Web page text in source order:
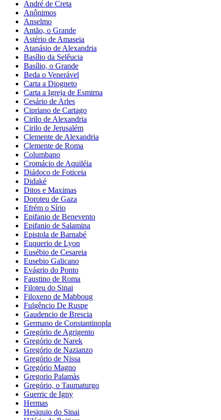
André de Creta
Anônimos
Anselmo
Antão, o Grande
Astério de Amaseia
Atanásio de Alexandria
Basílio da Selêucia
Basílio, o Grande
Beda o Venerável
Carta a Diogneto
Carta a Igreja de Esmirna
Cesário de Arles
Cipriano de Cartago
Cirilo de Alexandria
Cirilo de Jerusalém
Clemente de Alexandria
Clemente de Roma
Columbano
Cromácio de Aquiléia
Diádoco de Foticeia
Didaké
Ditos e Maximas
Doroteu de Gaza
Efrém o Sírio
Epifanio de Benevento
Epifanio de Salamina
Epistola de Barnabé
Euquerio de Lyon
Eusébio de Cesareia
Eusebio Galicano
Evágrio do Ponto
Faustino de Roma
Filoteu do Sinai
Filoxeno de Mabboug
Fulgêncio De Ruspe
Gaudencio de Brescia
Germano de Constantinopla
Gregório de Agrigento
Gregório de Narek
Gregório de Nazianzo
Gregório de Nissa
Gregório Magno
Gregorio Palamàs
Gregório, o Taumaturgo
Guerric de Igny
Hermas
Hesiquio do Sinai